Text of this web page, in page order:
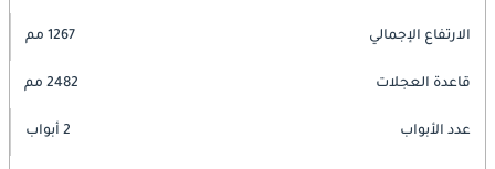
الارتفاع الإجمالي 1267 مم
قاعدة العجلات 2482 مم
عدد الأبواب 2 أبواب